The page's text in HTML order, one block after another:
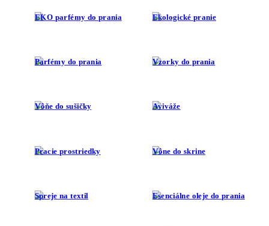
EKO parfémy do prania Ekologické pranie
Parfémy do prania Vzorky do prania
Vôňe do sušičky Aviváže
Pracie prostriedky Vône do skrine
Spreje na textil Esenciálne oleje do prania